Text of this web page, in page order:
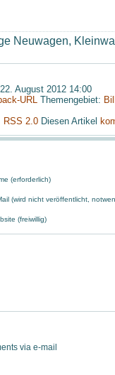
Neuwagen,
August 2012 14:00
URL Themengebiet:
RSS 2.0 Diesen Artikel
(erforderlich)
(wird nicht veröffentlicht,
(freiwillig)
via e-mail